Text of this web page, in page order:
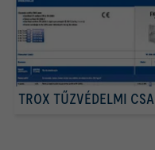
TROX TŰZVÉDELMI